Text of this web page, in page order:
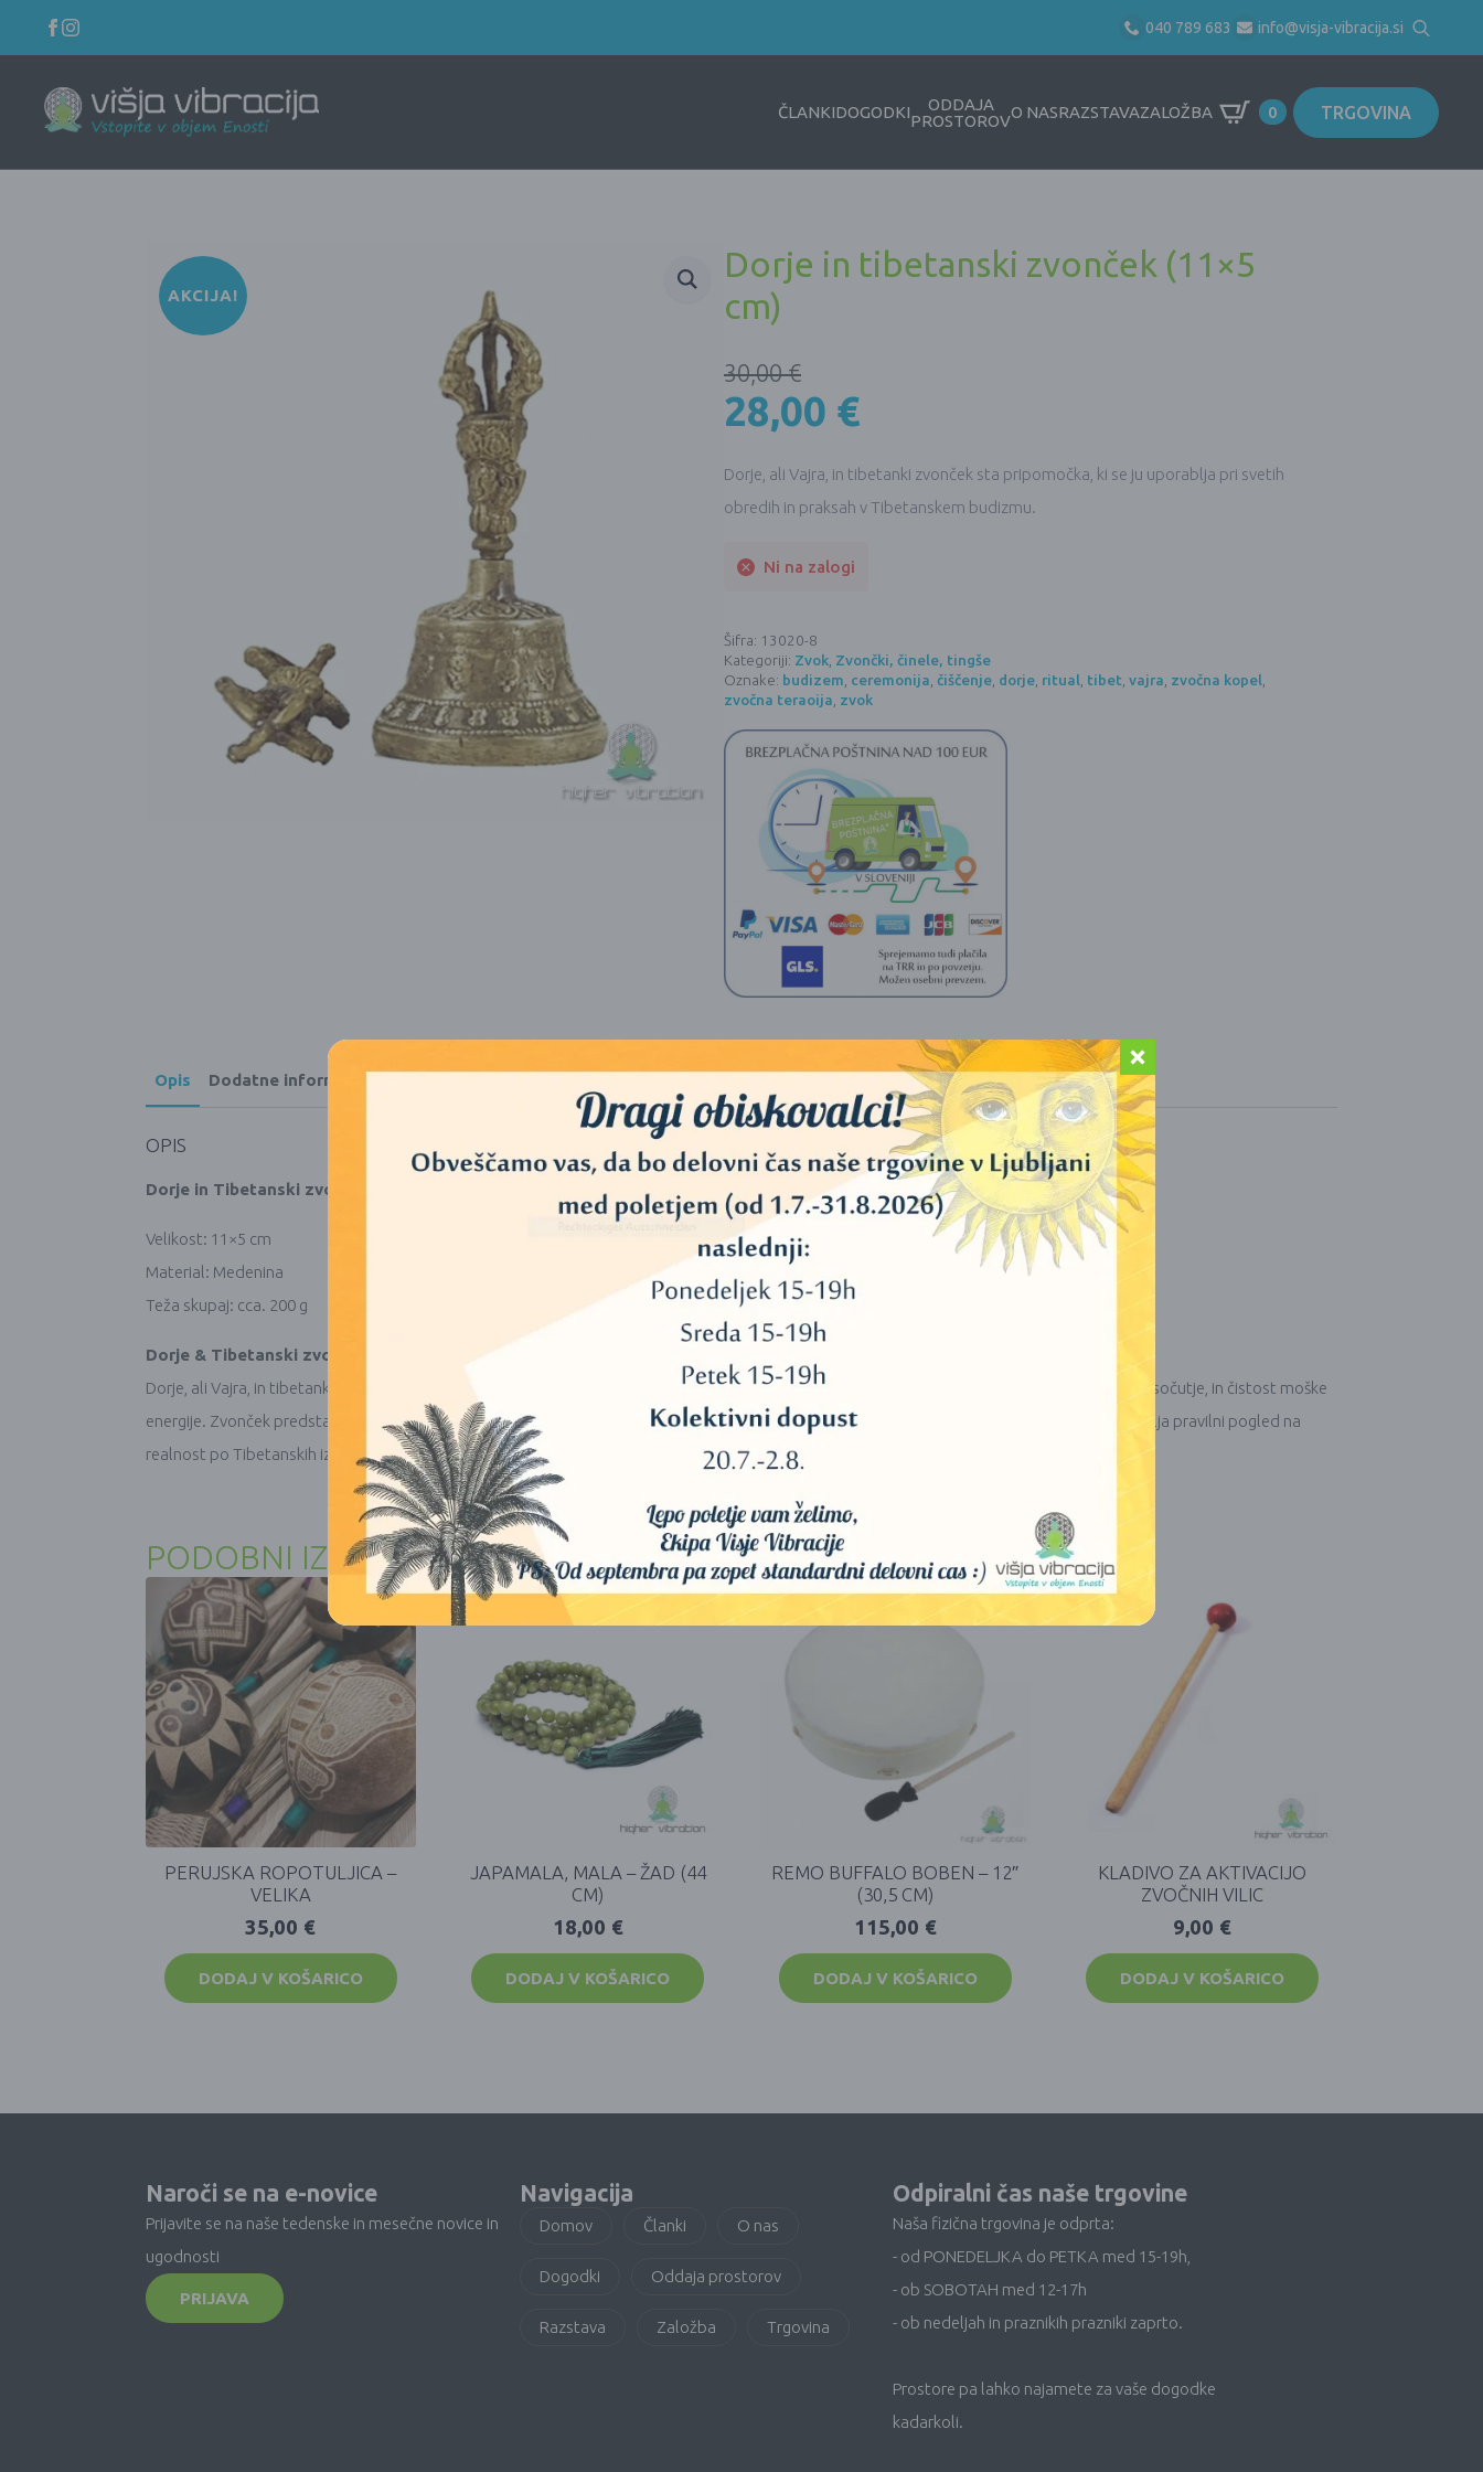
040 789 683 info@visja-vibracija.si
Search
for:
ČLANKIDOGODKI
ODDAJA
PROSTOROVO NASRAZSTAVAZALOŽBA 0 TRGOVINA
AKCIJA!
Dorje in tibetanski zvonček (11×5
cm)
30,00€
28,00 €
Dorje, ali Vajra, in tibetanki zvonček sta pripomočka, ki se ju uporablja pri svetih
obredih in praksah v Tibetanskem budizmu.
Ni na zalogi
Šifra: 13020-8
Kategoriji: Zvok, Zvončki, činele, tingše
Oznake: budizem, ceremonija, čiščenje, dorje, ritual, tibet, vajra, zvočna kopel,
zvočna teraoija, zvok
Opis Dodatne informacije
OPIS
Dorje in Tibetanski zvonček, iz kvalitetne medenine, z detajlno dekoracijo in svetimi simboli
Velikost: 11×5 cm
Material: Medenina
Teža skupaj: cca. 200 g
Dorje & Tibetanski zvonček
Dorje, ali Vajra, in tibetanki zvonček sta pripomočka, ki se ju uporablja pri svetih obredih in praksah v Tibetanskem budizmu. Dorje predstavlja sočutje, in čistost moške
energije. Zvonček predstavlja modrost in čistost modrosti ženske energije. Uporaba obeh nas vrača v enost sočutja in modrosti, kar predstavlja pravilni pogled na
realnost po Tibetanskih izročilih.
PODOBNI IZDELKI
PERUJSKA ROPOTULJICA –
VELIKA
35,00 €
DODAJ V KOŠARICO
JAPAMALA, MALA – ŽAD (44
CM)
18,00 €
DODAJ V KOŠARICO
REMO BUFFALO BOBEN – 12″
(30,5 CM)
115,00 €
DODAJ V KOŠARICO
KLADIVO ZA AKTIVACIJO
ZVOČNIH VILIC
9,00 €
DODAJ V KOŠARICO
Naroči se na e-novice
Prijavite se na naše tedenske in mesečne novice in
ugodnosti
PRIJAVA
Navigacija
Domov Članki O nas
Dogodki Oddaja prostorov
Razstava Založba Trgovina
Odpiralni čas naše trgovine
Naša fizična trgovina je odprta:
- od PONEDELJKA do PETKA med 15-19h,
- ob SOBOTAH med 12-17h
- ob nedeljah in praznikih prazniki zaprto.
Prostore pa lahko najamete za vaše dogodke
kadarkoli.